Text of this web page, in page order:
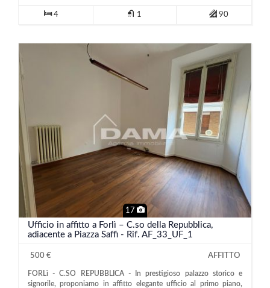
4 1 90
17
Ufficio in affitto a Forlì – C.so della Repubblica,
adiacente a Piazza Saffi - Rif. AF_33_UF_1
500 € AFFITTO
FORLì - C.SO REPUBBLICA - In prestigioso palazzo storico e
signorile, proponiamo in affitto elegante ufficio al primo piano,